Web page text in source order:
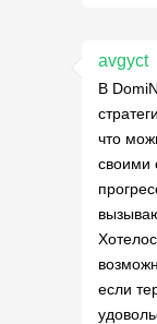
avgyct
В
что
своими
если